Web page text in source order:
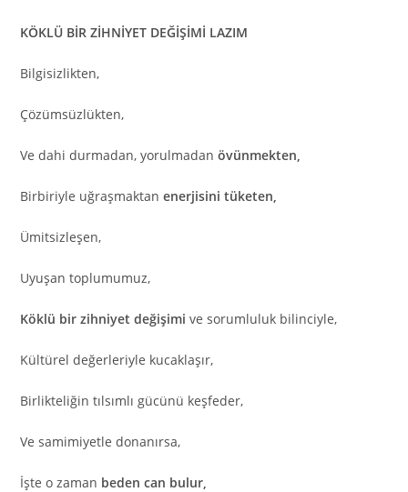
KÖKLÜ BİR ZİHNİYET DEĞİŞİMİ LAZIM
Bilgisizlikten,
Çözümsüzlükten,
Ve dahi durmadan, yorulmadanövünmekten,
Birbiriyle uğraşmaktanenerjisini tüketen,
Ümitsizleşen,
Uyuşan toplumumuz,
Köklü bir zihniyet değişimi ve sorumluluk bilinciyle,
Kültürel değerleriyle kucaklaşır,
Birlikteliğin tılsımlı gücünü keşfeder,
Ve samimiyetle donanırsa,
İşte o zaman beden can bulur,